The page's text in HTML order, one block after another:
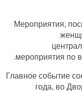
Мероприятия,
мероприятия по
Главное событие
года, во